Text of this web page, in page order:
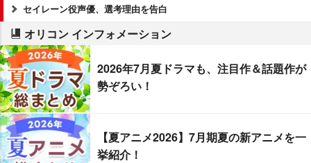
セイレーン役声優、選考理由を告白
オリコン インフォメーション
2026年7月夏ドラマも、注目作＆話題作が
勢ぞろい！
【夏アニメ2026】7月期夏の新アニメを一
挙紹介！